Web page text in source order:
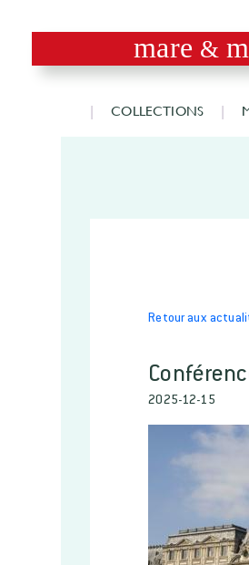
mare &
COLLECTIONS
Retour aux
2025-12-15